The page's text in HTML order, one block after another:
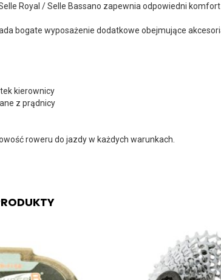
Royal / Selle Bassano zapewnia odpowiedni
bogate wyposażenie dodatkowe obejmujące
kierownicy
z prądnicy
roweru do jazdy w każdych warunkach.